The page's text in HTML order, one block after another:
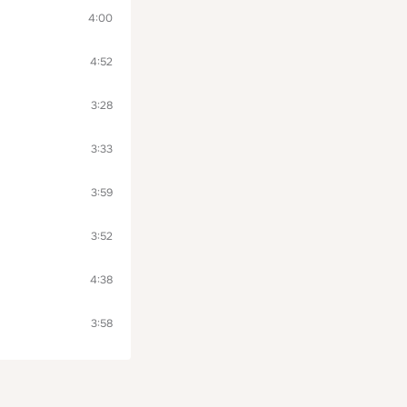
4:00
4:52
3:28
3:33
3:59
3:52
4:38
3:58